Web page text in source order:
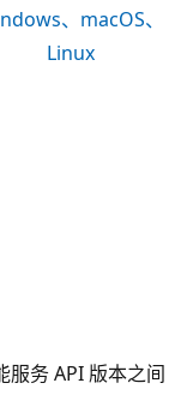
、macOS、
Linux
服务 API 版本之间